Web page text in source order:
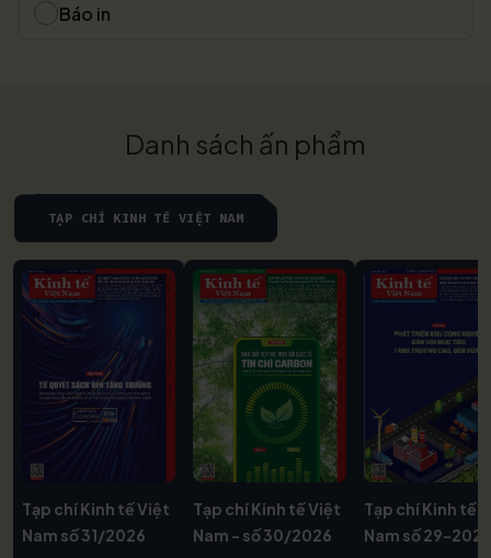
Báo in
Danh sách ấn phẩm
TẠP CHÍ KINH TẾ VIỆT NAM
Tạp chí Kinh tế Việt
Nam số 31/2026
Tạp chí Kinh tế Việt
Nam - số 30/2026
Tạp chí Kinh tế
Nam số 29-2026